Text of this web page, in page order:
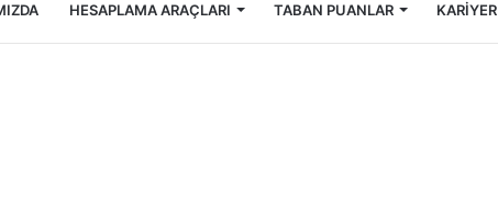
HESAPLAMA ARAÇLARI TABAN PUANLAR KARIYER